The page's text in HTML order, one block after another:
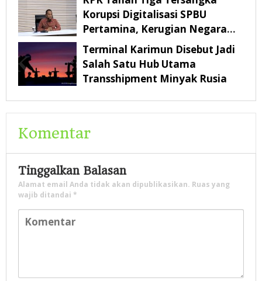
Korupsi Digitalisasi SPBU
Pertamina, Kerugian Negara
Rp322,18 Miliar
Terminal Karimun Disebut Jadi
Salah Satu Hub Utama
Transshipment Minyak Rusia
Komentar
Tinggalkan Balasan
Alamat email Anda tidak akan dipublikasikan. Ruas yang
wajib ditandai *